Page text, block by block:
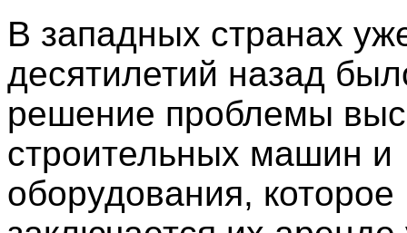
В западных странах
десятилетий назад
решение проблемы
строительных машин и
оборудования, которое